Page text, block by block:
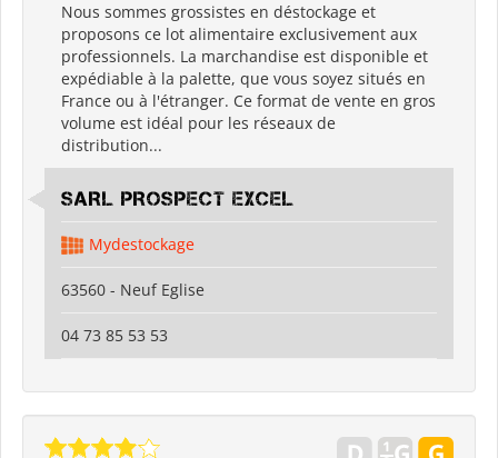
Nous sommes grossistes en déstockage et
proposons ce lot alimentaire exclusivement aux
professionnels. La marchandise est disponible et
expédiable à la palette, que vous soyez situés en
France ou à l'étranger. Ce format de vente en gros
volume est idéal pour les réseaux de
distribution...
SARL PROSPECT EXCEL
Mydestockage
63560 - Neuf Eglise
04 73 85 53 53